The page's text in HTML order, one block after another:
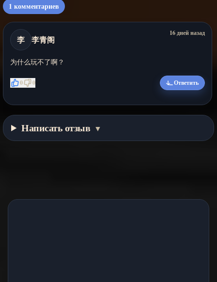
1 комментариев
李 李青阁
16 дней назад
为什么玩不了啊？
0 0 Ответить
Написать отзыв ▼